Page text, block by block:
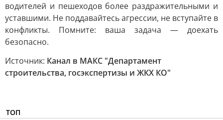
водителей и пешеходов более раздражительными и
уставшими. Не поддавайтесь агрессии, не вступайте в
конфликты. Помните: ваша задача — доехать
безопасно.
Источник: Канал в МАКС "Департамент
строительства, госэкспертизы и ЖКХ КО"
ТОП